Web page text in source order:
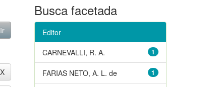
Busca facetada
Editor
1
CARNEVALLI, R. A.
1
FARIAS NETO, A. L. de